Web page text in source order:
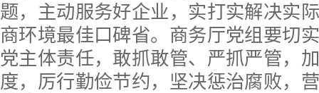
题，主动服务好企业，实打实解决实
商环境最佳口碑省。商务厅党组要切
党主体责任，敢抓敢管、严抓严管，
度，厉行勤俭节约，坚决惩治腐败，